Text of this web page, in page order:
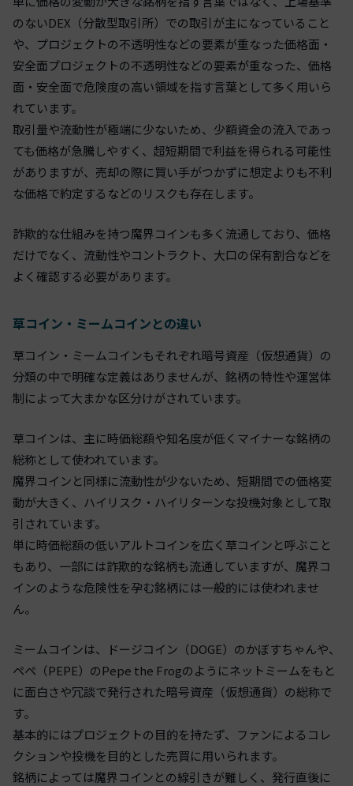
のないDEX（分散型取引所）での取引が主になっていること
や、プロジェクトの不透明性などの要素が重なった価格面・
安全面プロジェクトの不透明性などの要素が重なった、価格
面・安全面で危険度の高い領域を指す言葉として多く用いら
れています。
取引量や流動性が極端に少ないため、少額資金の流入であっ
ても価格が急騰しやすく、超短期間で利益を得られる可能性
がありますが、売却の際に買い手がつかずに想定よりも不利
な価格で約定するなどのリスクも存在します。
詐欺的な仕組みを持つ魔界コインも多く流通しており、価格
だけでなく、流動性やコントラクト、大口の保有割合などを
よく確認する必要があります。
草コイン・ミームコインとの違い
草コイン・ミームコインもそれぞれ暗号資産（仮想通貨）の
分類の中で明確な定義はありませんが、銘柄の特性や運営体
制によって大まかな区分けがされています。
草コインは、主に時価総額や知名度が低くマイナーな銘柄の
総称として使われています。
魔界コインと同様に流動性が少ないため、短期間での価格変
動が大きく、ハイリスク・ハイリターンな投機対象として取
引されています。
単に時価総額の低いアルトコインを広く草コインと呼ぶこと
もあり、一部には詐欺的な銘柄も流通していますが、魔界コ
インのような危険性を孕む銘柄には一般的には使われませ
ん。
ミームコインは、ドージコイン（DOGE）のかぼすちゃんや、
ペペ（PEPE）のPepe the Frogのようにネットミームをもと
に面白さや冗談で発行された暗号資産（仮想通貨）の総称で
す。
基本的にはプロジェクトの目的を持たず、ファンによるコレ
クションや投機を目的とした売買に用いられます。
銘柄によっては魔界コインとの線引きが難しく、発行直後に